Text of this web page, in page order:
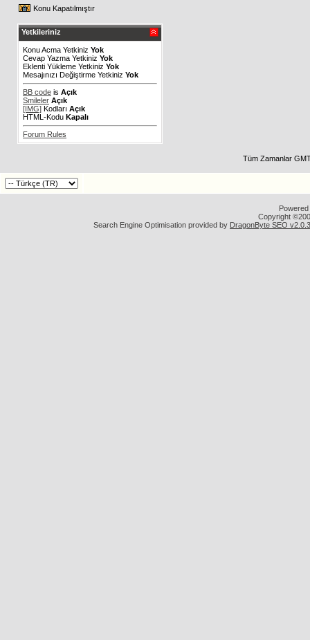
Konu Kapatılmıştır
Yetkileriniz
Konu Acma Yetkiniz Yok
Cevap Yazma Yetkiniz Yok
Eklenti Yükleme Yetkiniz Yok
Mesajınızı Değiştirme Yetkiniz Yok
BB code is Açık
Smileler Açık
[IMG] Kodları Açık
HTML-Kodu Kapalı
Forum Rules
Tüm Zamanlar
Copyright
Search Engine Optimisation provided by DragonByte SEO